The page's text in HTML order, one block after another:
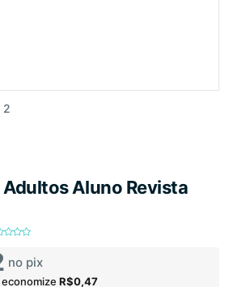
Aluno Revista
no pix
economize R$0,47